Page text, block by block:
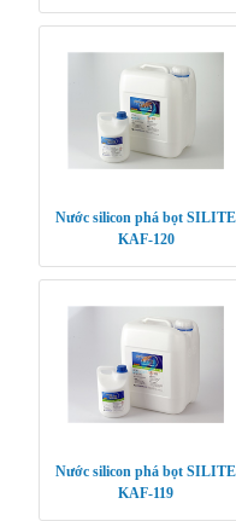
Nước silicon phá bọt SILITE
KAF-120
Nước silicon phá bọt SILITE
KAF-119